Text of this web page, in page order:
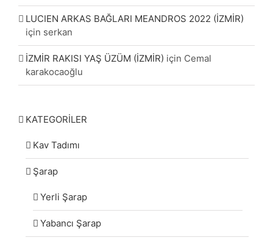
LUCIEN ARKAS BAĞLARI MEANDROS 2022 (İZMİR)
için serkan
İZMİR RAKISI YAŞ ÜZÜM (İZMİR) için Cemal
karakocaoğlu
KATEGORİLER
Kav Tadımı
Şarap
Yerli Şarap
Yabancı Şarap